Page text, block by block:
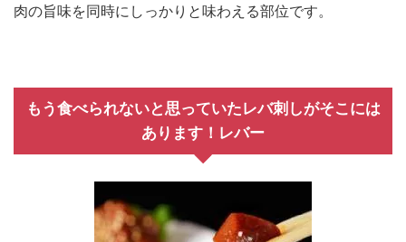
肉の旨味を同時にしっかりと味わえる部位です。
もう食べられないと思っていたレバ刺しがそこには
あります！レバー